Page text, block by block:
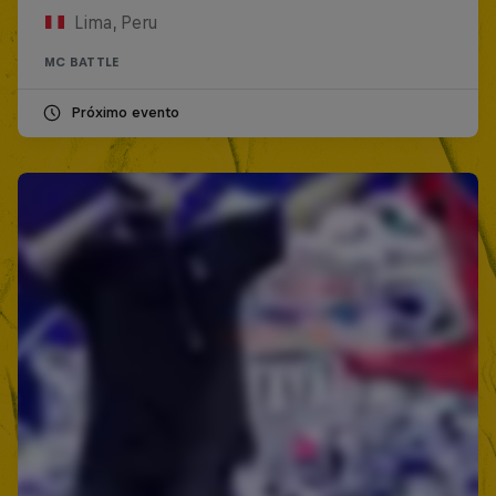
Lima, Peru
MC BATTLE
Próximo evento